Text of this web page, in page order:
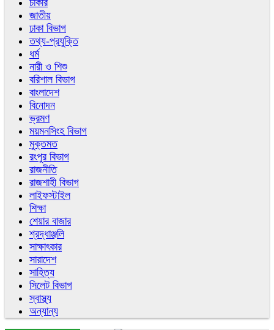
চাকরি
জাতীয়
ঢাকা বিভাগ
তথ্য-প্রযুক্তি
ধর্ম
নারী ও শিশু
বরিশাল বিভাগ
বাংলাদেশ
বিনোদন
ভ্রমণ
ময়মনসিংহ বিভাগ
মুক্তমত
রংপুর বিভাগ
রাজনীতি
রাজশাহী বিভাগ
লাইফস্টাইল
শিক্ষা
শেয়ার বাজার
শ্রদ্ধাঞ্জলি
সাক্ষাৎকার
সারাদেশ
সাহিত্য
সিলেট বিভাগ
স্বাস্থ্য
অন্যান্য